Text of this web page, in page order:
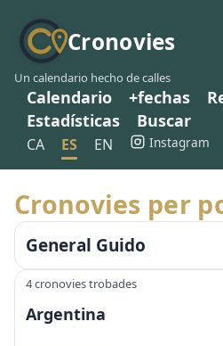
Cronovies
Un calendario hecho de calles
Calendario +fechas
Estadísticas
Buscar
CA ES EN Instagram
Cronovies per
General Guido
4 cronovies trobades
Argentina